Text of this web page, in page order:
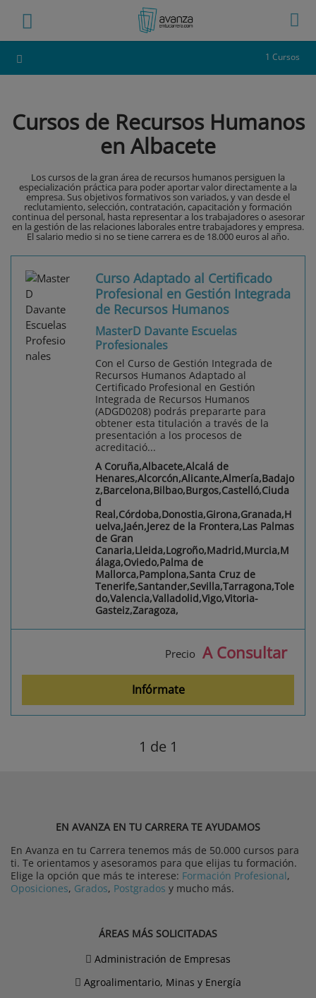
1 Cursos
Cursos de Recursos Humanos
en Albacete
Los cursos de la gran área de recursos humanos persiguen la
especialización práctica para poder aportar valor directamente a la
empresa. Sus objetivos formativos son variados, y van desde el
reclutamiento, selección, contratación, capacitación y formación
continua del personal, hasta representar a los trabajadores o asesorar
en la gestión de las relaciones laborales entre trabajadores y empresa.
El salario medio si no se tiene carrera es de 18.000 euros al año.
Curso Adaptado al Certificado
Profesional en Gestión Integrada
de Recursos Humanos
MasterD Davante Escuelas
Profesionales
Con el Curso de Gestión Integrada de
Recursos Humanos Adaptado al
Certificado Profesional en Gestión
Integrada de Recursos Humanos
(ADGD0208) podrás prepararte para
obtener esta titulación a través de la
presentación a los procesos de
acreditació...
A Coruña,Albacete,Alcalá de
Henares,Alcorcón,Alicante,Almería,Badajo
z,Barcelona,Bilbao,Burgos,Castelló,Ciuda
d
Real,Córdoba,Donostia,Girona,Granada,H
uelva,Jaén,Jerez de la Frontera,Las Palmas
de Gran
Canaria,Lleida,Logroño,Madrid,Murcia,M
álaga,Oviedo,Palma de
Mallorca,Pamplona,Santa Cruz de
Tenerife,Santander,Sevilla,Tarragona,Tole
do,Valencia,Valladolid,Vigo,Vitoria-
Gasteiz,Zaragoza,
Precio A Consultar
Infórmate
1 de 1
EN AVANZA EN TU CARRERA TE AYUDAMOS
En Avanza en tu Carrera tenemos más de 50.000 cursos para
ti. Te orientamos y asesoramos para que elijas tu formación.
Elige la opción que más te interese: Formación Profesional,
Oposiciones, Grados, Postgrados y mucho más.
ÁREAS MÁS SOLICITADAS
Administración de Empresas
Agroalimentario, Minas y Energía